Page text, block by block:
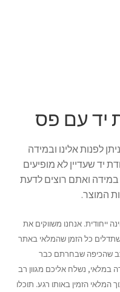
יד עם פס
לפנות אלינו ובמידה
יד שעדיין לא מופיעים
ואתם רוצים לדעת
המוצר.
ייחודית. אנחנו משווקים את
כל הזמן שהמלאי באתר
שהכיפה שבחרתם כבר
נשלח אליכם מגוון רב
המלאי הזמין באותו רגע. תוכלו